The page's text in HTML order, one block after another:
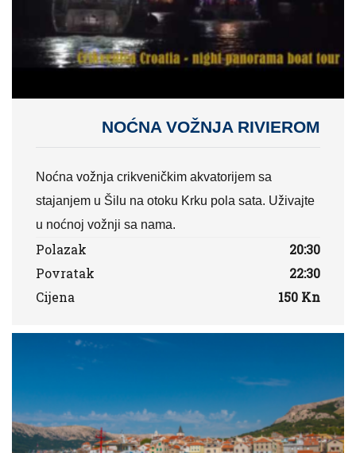
NOĆNA VOŽNJA RIVIEROM
Noćna vožnja crikveničkim akvatorijem sa
stajanjem u Šilu na otoku Krku pola sata. Uživajte
u noćnoj vožnji sa nama.
Polazak
20:30
Povratak
22:30
Cijena
150 Kn